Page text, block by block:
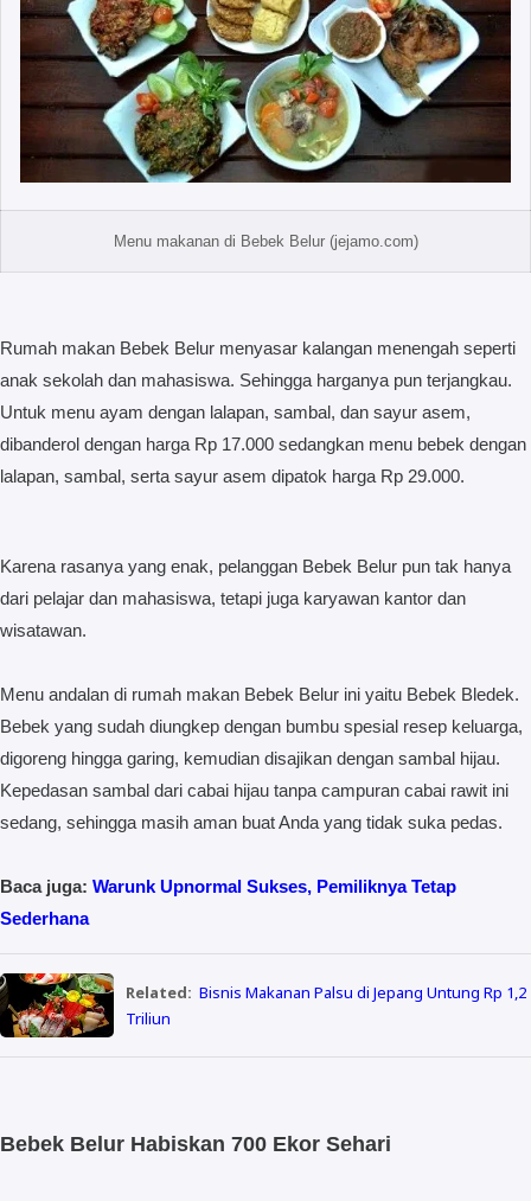
Menu makanan di Bebek Belur (jejamo.com)
Rumah makan Bebek Belur menyasar kalangan menengah seperti
anak sekolah dan mahasiswa. Sehingga harganya pun terjangkau.
Untuk menu ayam dengan lalapan, sambal, dan sayur asem,
dibanderol dengan harga Rp 17.000 sedangkan menu bebek dengan
lalapan, sambal, serta sayur asem dipatok harga Rp 29.000.
Karena rasanya yang enak, pelanggan Bebek Belur pun tak hanya
dari pelajar dan mahasiswa, tetapi juga karyawan kantor dan
wisatawan.
Menu andalan di rumah makan Bebek Belur ini yaitu Bebek Bledek.
Bebek yang sudah diungkep dengan bumbu spesial resep keluarga,
digoreng hingga garing, kemudian disajikan dengan sambal hijau.
Kepedasan sambal dari cabai hijau tanpa campuran cabai rawit ini
sedang, sehingga masih aman buat Anda yang tidak suka pedas.
Baca juga: Warunk Upnormal Sukses, Pemiliknya Tetap
Sederhana
Related: Bisnis Makanan Palsu di Jepang Untung Rp 1,2
Triliun
Bebek Belur Habiskan 700 Ekor Sehari